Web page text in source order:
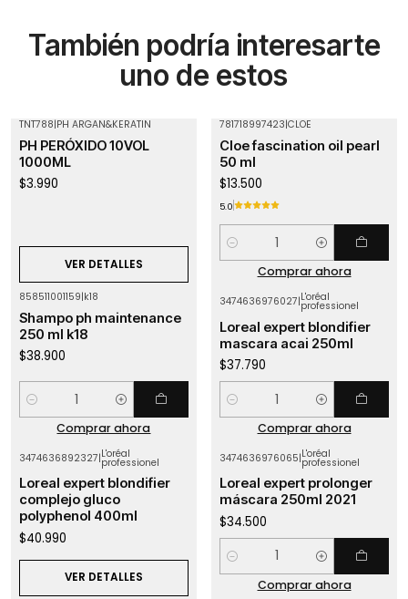
También podría interesarte
uno de estos
TNT788|PH ARGAN&KERATIN
PH PERÓXIDO 10VOL
1000ML
$3.990
VER DETALLES
781718997423|CLOE
Cloe fascination oil pearl
50 ml
$13.500
5.0
Cantidad
Comprar ahora
858511001159|k18
Shampo ph maintenance
250 ml k18
$38.900
Cantidad
Comprar ahora
3474636976027|L'oréal
professionel
Loreal expert blondifier
mascara acai 250ml
$37.790
Cantidad
Comprar ahora
Agotado
3474636892327|L'oréal
professionel
Loreal expert blondifier
complejo gluco
polyphenol 400ml
$40.990
VER DETALLES
3474636976065|L'oréal
professionel
Loreal expert prolonger
máscara 250ml 2021
$34.500
Cantidad
Comprar ahora